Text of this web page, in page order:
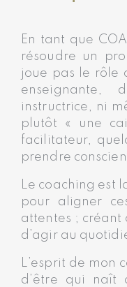
En tant que
résoudre un
joue pas le rôle
enseignante,
instructrice, ni
plutôt « une
facilitateur,
prendre
Le coaching est
pour aligner
attentes ; créant
d’agir au
L’esprit de mon
d’être qui naît